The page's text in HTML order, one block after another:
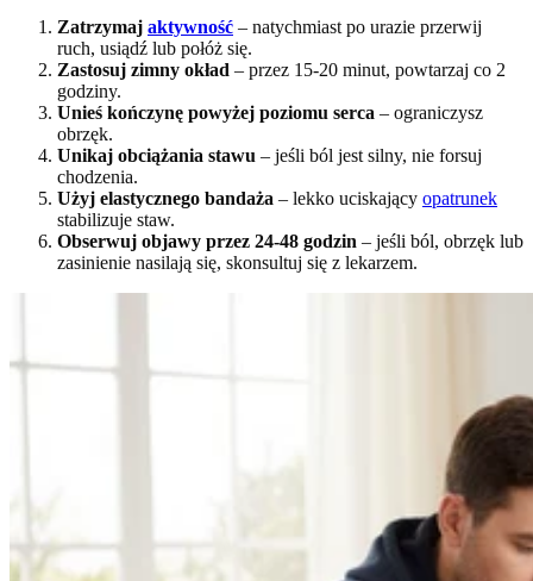
Zatrzymaj aktywność – natychmiast po urazie przerwij
ruch, usiądź lub połóż się.
Zastosuj zimny okład – przez 15-20 minut, powtarzaj co 2
godziny.
Unieś kończynę powyżej poziomu serca – ograniczysz
obrzęk.
Unikaj obciążania stawu – jeśli ból jest silny, nie forsuj
chodzenia.
Użyj elastycznego bandaża – lekko uciskający opatrunek
stabilizuje staw.
Obserwuj objawy przez 24-48 godzin – jeśli ból, obrzęk lub
zasinienie nasilają się, skonsultuj się z lekarzem.